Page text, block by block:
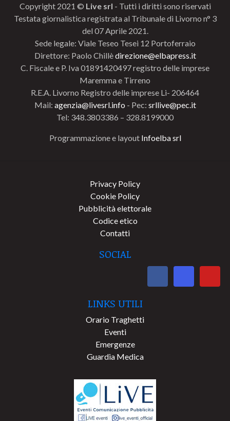
Copyright 2021 © Live srl - Tutti i diritti sono riservati
Testata giornalistica registrata al Tribunale di Livorno n° 3
del 07 Aprile 2021.
Sede legale: Viale Teseo Tesei 12 Portoferraio
Direttore: Paolo Chillèdirezione@elbapress.it
C. Fiscale e P. Iva 01891420497 registro delle imprese
Maremma e Tirreno
R.E.A. Livorno Registro delle imprese Li- 206464
Mail: agenzia@livesrl.info - Pec: srllive@pec.it
Tel: 348.3803386 – 328.8199000
Programmazione e layout Infoelba srl
Privacy Policy
Cookie Policy
Pubblicità elettorale
Codice etico
Contatti
SOCIAL
LINKS UTILI
Orario Traghetti
Eventi
Emergenze
Guardia Medica